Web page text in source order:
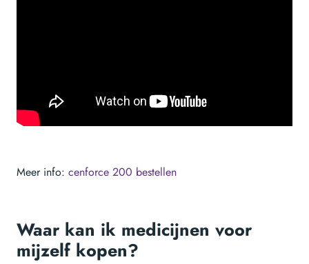
Meer info: cenforce 200 bestellen
Waar kan ik medicijnen voor
mijzelf kopen?